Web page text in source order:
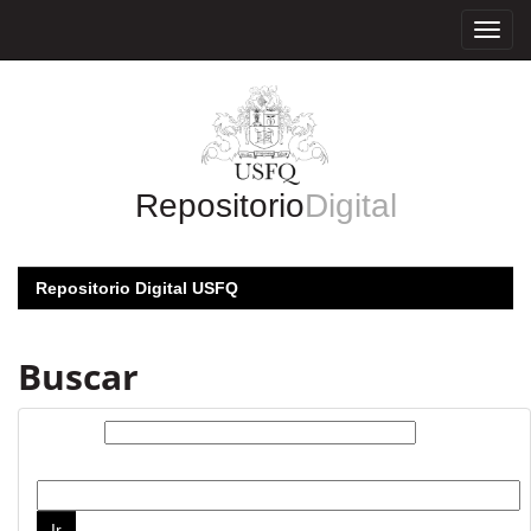
RepositorioDigital
Repositorio Digital USFQ
Buscar